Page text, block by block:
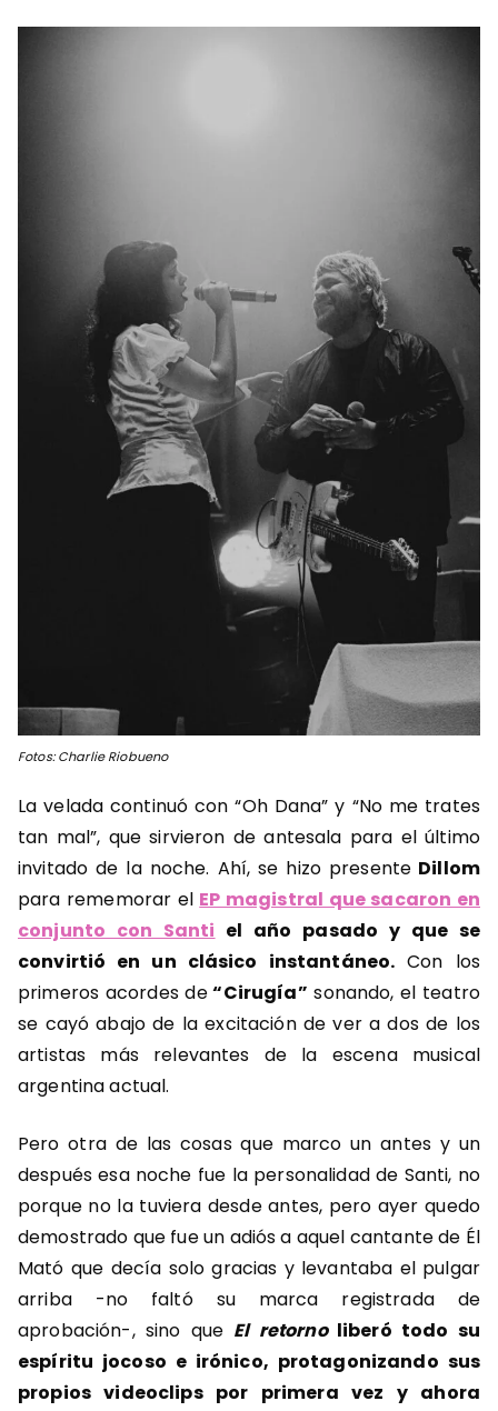
Fotos: Charlie Riobueno
La velada continuó con “Oh Dana” y “No me trates
tan mal”, que sirvieron de antesala para el último
invitado de la noche. Ahí, se hizo presente Dillom
para rememorar el EP magistral que sacaron en
conjunto con Santi el año pasado y que se
convirtió en un clásico instantáneo. Con los
primeros acordes de“Cirugía” sonando, el teatro
se cayó abajo de la excitación de ver a dos de los
artistas más relevantes de la escena musical
argentina actual.
Pero otra de las cosas que marco un antes y un
después esa noche fue la personalidad de Santi, no
porque no la tuviera desde antes, pero ayer quedo
demostrado que fue un adiós a aquel cantante de Él
Mató que decía solo gracias y levantaba el pulgar
arriba -no faltó su marca registrada de
aprobación-, sino que El retornoliberó todo su
espíritu jocoso e irónico, protagonizando sus
propios videoclips por primera vez y ahora